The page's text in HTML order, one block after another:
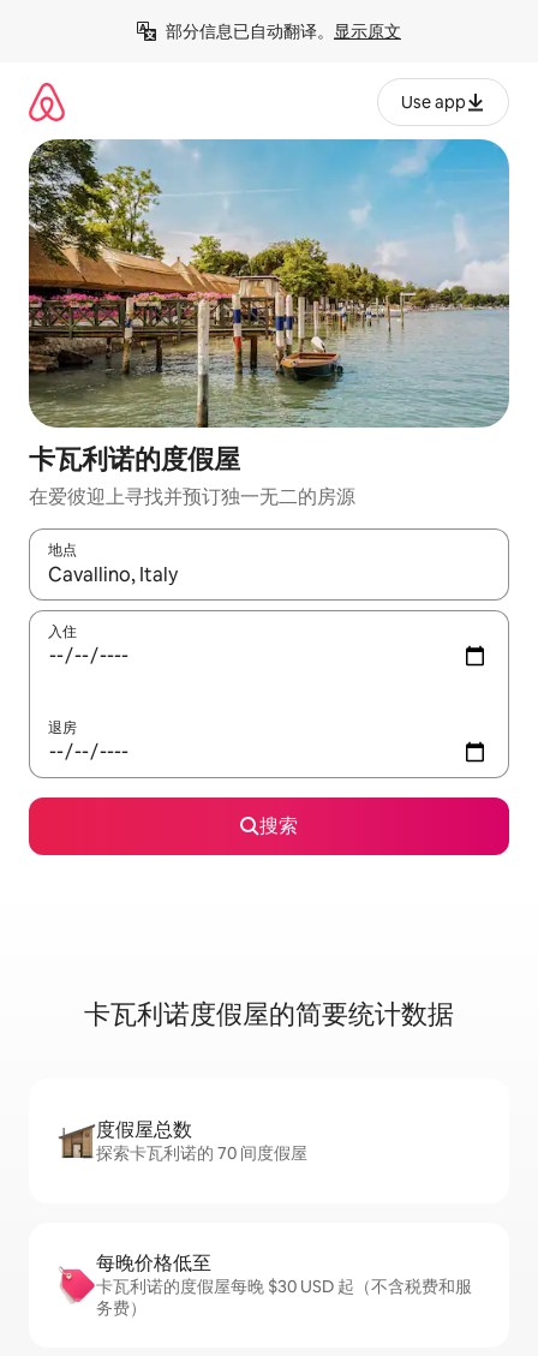
部分信息已自动翻译。 显示原文
Use app
卡瓦利诺的度假屋
在爱彼迎上寻找并预订独一无二的房源
地点
如有搜索结果，请使用上下方向键查看，或通过点击或滑动手势
入住
退房
搜索
卡瓦利诺度假屋的简要统计数据
度假屋总数
探索卡瓦利诺的 70 间度假屋
每晚价格低至
卡瓦利诺的度假屋每晚 $30 USD 起（不含税费和服
务费）